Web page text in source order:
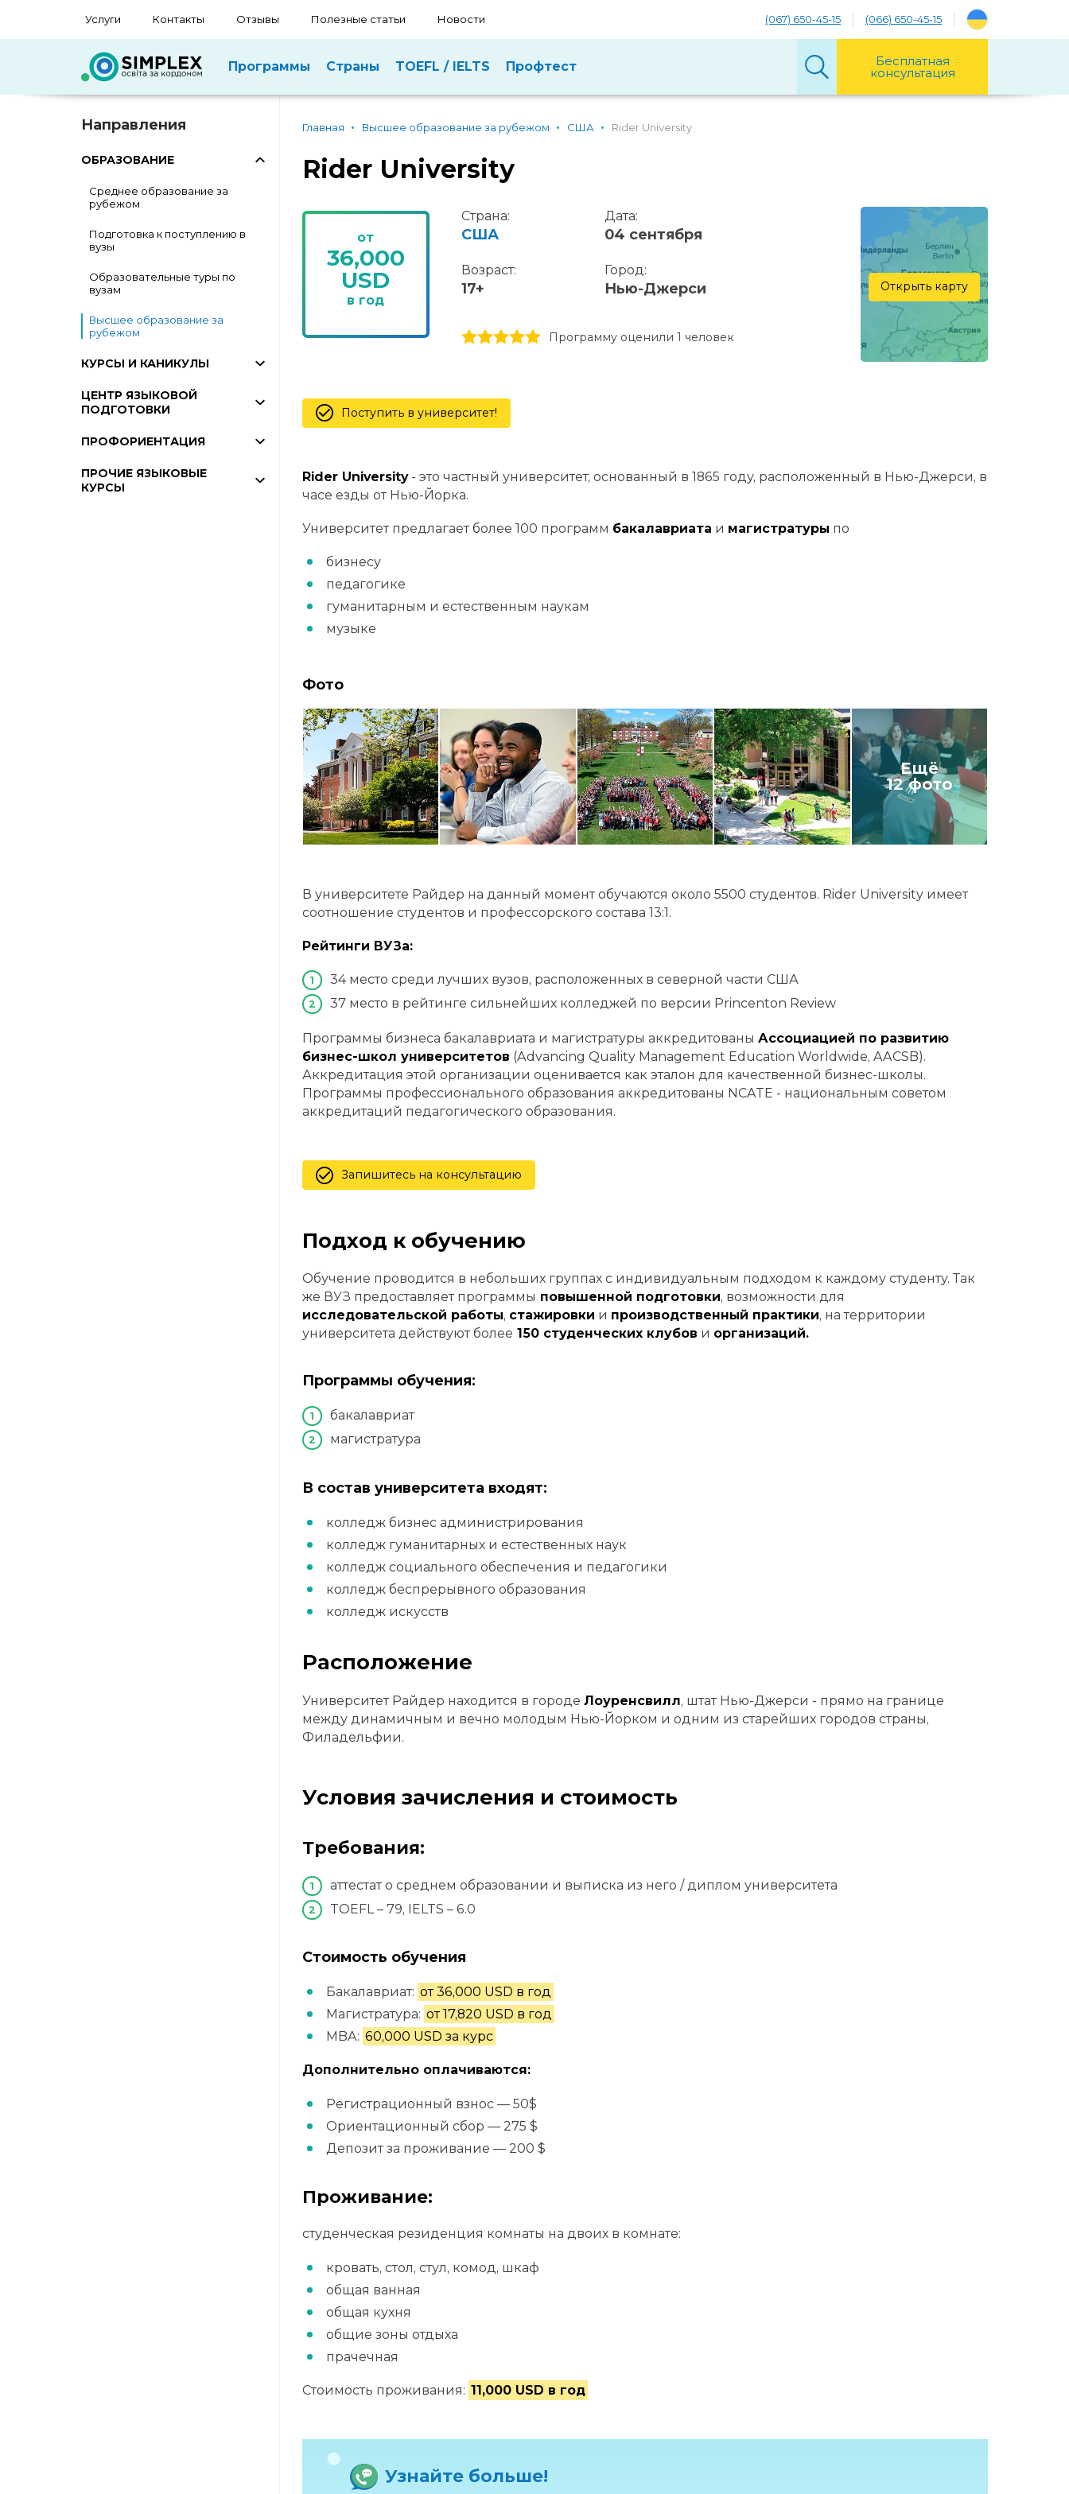
Услуги Контакты Отзывы Полезные статьи Новости (067) 650-45-15 (066) 650-45-15
Программы Страны TOEFL / IELTS Профтест Бесплатная
консультация
Направления
ОБРАЗОВАНИЕ
Среднее образование за
рубежом
Подготовка к поступлению в
вузы
Образовательные туры по
вузам
Высшее образование за
рубежом
КУРСЫ И КАНИКУЛЫ
ЦЕНТР ЯЗЫКОВОЙ
ПОДГОТОВКИ
ПРОФОРИЕНТАЦИЯ
ПРОЧИЕ ЯЗЫКОВЫЕ
КУРСЫ
Главная Высшее образование за рубежом США Rider University
Rider University
от
36,000
USD
в год
Страна:
США
Дата:
04 сентября
Возраст:
17+
Город:
Нью-Джерси
5 stars
4 stars
3 stars
2 stars
1 stars Программу оценили 1 человек
Открыть карту
Поступить в университет!
Rider University- это частный университет, основанный в 1865 году, расположенный в Нью-Джерси, в
часе езды от Нью-Йорка.
Университет предлагает более 100 программ бакалавриата и магистратуры по
бизнесу
педагогике
гуманитарным и естественным наукам
музыке
Фото
Ещё
12 фото
В университете Райдер на данный момент обучаются около 5500 студентов. Rider University имеет
соотношение студентов и профессорского состава 13:1.
Рейтинги ВУЗа:
34 место среди лучших вузов, расположенных в северной части США
37 место в рейтинге сильнейших колледжей по версии Princenton Review
Программы бизнеса бакалавриата и магистратуры аккредитованы Ассоциацией по развитию
бизнес-школ университетов (Advancing Quality Management Education Worldwide, AACSB).
Аккредитация этой организации оценивается как эталон для качественной бизнес-школы.
Программы профессионального образования аккредитованы NCATE - национальным советом
аккредитаций педагогического образования.
Запишитесь на консультацию
Подход к обучению
Обучение проводится в небольших группах с индивидуальным подходом к каждому студенту. Так
же ВУЗ предоставляет программы повышенной подготовки, возможности для
исследовательской работы, стажировки и производственный практики, на территории
университета действуют более 150 студенческих клубов и организаций.
Программы обучения:
бакалавриат
магистратура
В состав университета входят:
колледж бизнес администрирования
колледж гуманитарных и естественных наук
колледж социального обеспечения и педагогики
колледж беспрерывного образования
колледж искусств
Расположение
Университет Райдер находится в городе Лоуренсвилл, штат Нью-Джерси - прямо на границе
между динамичным и вечно молодым Нью-Йорком и одним из старейших городов страны,
Филадельфии.
Условия зачисления и стоимость
Требования:
аттестат о среднем образовании и выписка из него / диплом университета
TOEFL – 79, IELTS – 6.0
Стоимость обучения
Бакалавриат: от 36,000 USD в год
Магистратура: от 17,820 USD в год
MBA: 60,000 USD за курс
Дополнительно оплачиваются:
Регистрационный взнос — 50$
Ориентационный сбор — 275 $
Депозит за проживание — 200 $
Проживание:
студенческая резиденция комнаты на двоих в комнате:
кровать, стол, стул, комод, шкаф
общая ванная
общая кухня
общие зоны отдыха
прачечная
Стоимость проживания: 11,000 USD в год
Узнайте больше!